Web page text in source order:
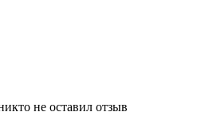
не оставил отзыв